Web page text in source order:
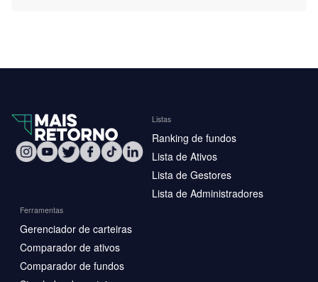
Listas
Ranking de fundos
Lista de Ativos
Lista de Gestores
Lista de Administradores
Ferramentas
Gerenciador de carteiras
Comparador de ativos
Comparador de fundos